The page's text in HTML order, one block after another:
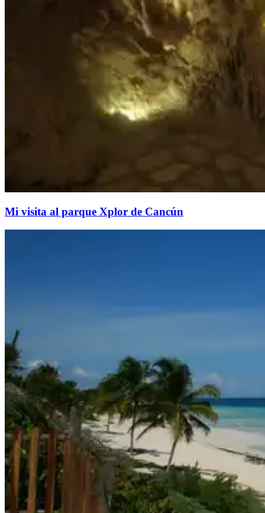
Mi visita al parque Xplor de Cancún